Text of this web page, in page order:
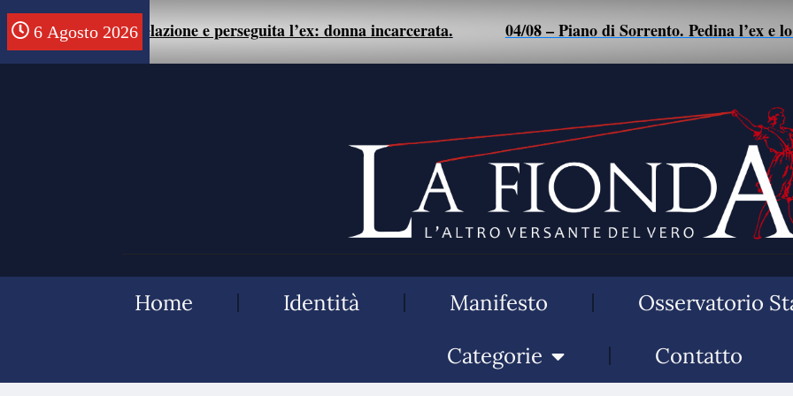
6 Agosto 2026
fine della relazione e perseguita l’ex: donna incarcerata. 04/08 – Piano di Sorrento. Pedina l’ex e lo
Home Identità Manifesto Osservatorio
Categorie
Contatto